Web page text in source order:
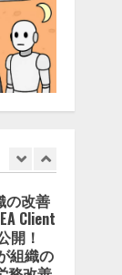
設立
向けて
の改善
Client
開！
組織の